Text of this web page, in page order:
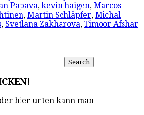
Papava, kevin haigen, Marcos
, Martin Schläpfer, Michal
, Svetlana Zakharova, Timoor Afshar
hier unten kann man